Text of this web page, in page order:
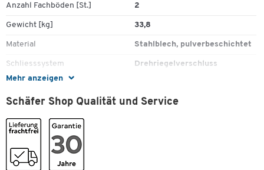
Mehr anzeigen
Anzahl Fachböden [St.] 2
Gewicht [kg] 33,8
Material Stahlblech, pulverbeschichtet
Schliesssystem Drehriegelverschluss
Unterbau
Farbe
Farbe Korpus
Schäfer Shop Qualität und Service